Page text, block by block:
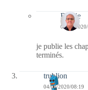
Bernie
04/09/
je publie les
terminés.
trublion
04/09/2020/08:19